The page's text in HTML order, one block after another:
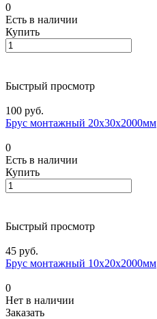
0
Есть в наличии
Купить
Быстрый просмотр
100 руб.
Брус монтажный 20х30х2000мм
0
Есть в наличии
Купить
Быстрый просмотр
45 руб.
Брус монтажный 10х20х2000мм
0
Нет в наличии
Заказать